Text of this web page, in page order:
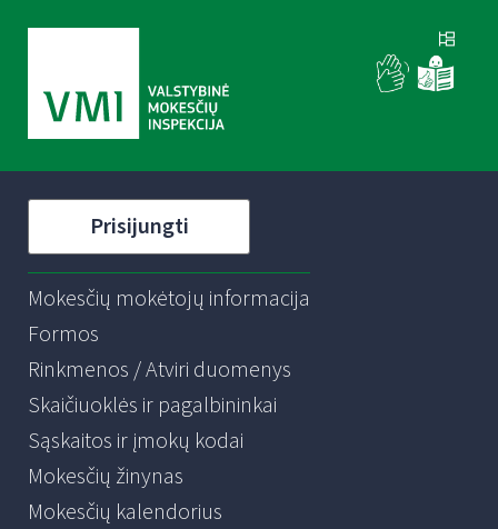
Prisijungti
Mokesčių mokėtojų informacija
Formos
Rinkmenos / Atviri duomenys
Skaičiuoklės ir pagalbininkai
Sąskaitos ir įmokų kodai
Mokesčių žinynas
Mokesčių kalendorius